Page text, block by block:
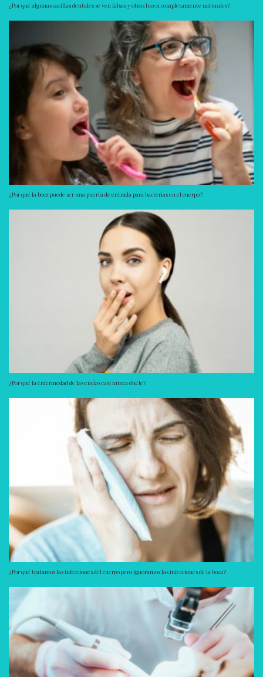
¿Por qué algunas carillas dentales se ven falsas y otras lucen completamente naturales?
¿Por qué la boca puede ser una puerta de entrada para bacterias en el cuerpo?
¿Por qué la enfermedad de las encías casi nunca duele?
¿Por qué tratamos las infecciones del cuerpo pero ignoramos las infecciones de la boca?